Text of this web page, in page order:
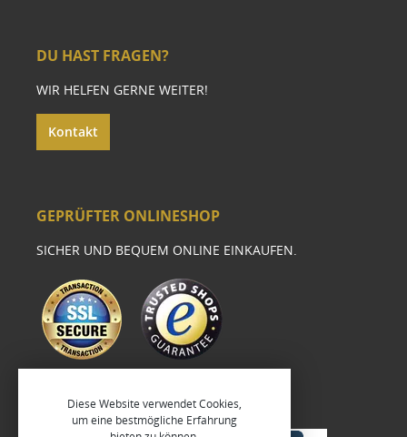
DU HAST FRAGEN?
WIR HELFEN GERNE WEITER!
Kontakt
GEPRÜFTER ONLINESHOP
SICHER UND BEQUEM ONLINE EINKAUFEN.
Diese Website verwendet Cookies,
um eine bestmögliche Erfahrung